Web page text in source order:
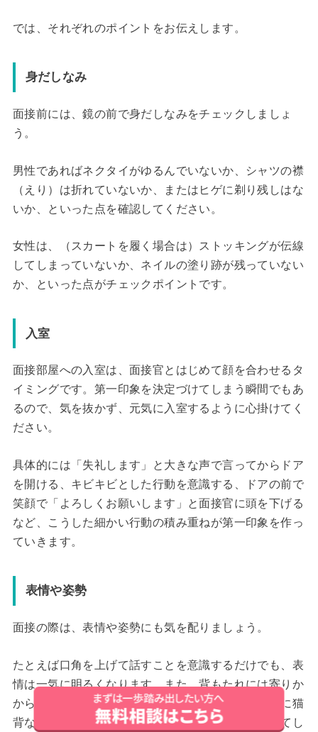
では、それぞれのポイントをお伝えします。
身だしなみ
面接前には、鏡の前で身だしなみをチェックしましょ
う。
男性であればネクタイがゆるんでいないか、シャツの襟
（えり）は折れていないか、またはヒゲに剃り残しはな
いか、といった点を確認してください。
女性は、（スカートを履く場合は）ストッキングが伝線
してしまっていないか、ネイルの塗り跡が残っていない
か、といった点がチェックポイントです。
入室
面接部屋への入室は、面接官とはじめて顔を合わせるタ
イミングです。第一印象を決定づけてしまう瞬間でもあ
るので、気を抜かず、元気に入室するように心掛けてく
ださい。
具体的には「失礼します」と大きな声で言ってからドア
を開ける、キビキビとした行動を意識する、ドアの前で
笑顔で「よろしくお願いします」と面接官に頭を下げる
など、こうした細かい行動の積み重ねが第一印象を作っ
ていきます。
表情や姿勢
面接の際は、表情や姿勢にも気を配りましょう。
たとえば口角を上げて話すことを意識するだけでも、表
情は一気に明るくなります。また、背もたれには寄りか
からず、背筋を伸ばすことも意識してください。特に猫
背な人の場合、面接が長引くと自然に背中が曲がってし